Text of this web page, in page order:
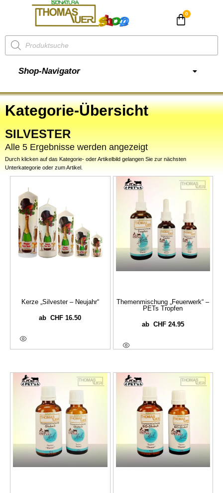
Shop-Navigator
Kategorie-Übersicht
SILVESTER
Alle 5 Ergebnisse werden angezeigt
Durch klicken auf das Kategorie- oder Artikelbild gelangen Sie zur nächsten
Unterkategorie oder zum Artikel.
Kerze „Silvester – Neujahr“
abCHF 16.50
Themenmischung „Feuerwerk“ –
PETs Tropfen
ab CHF24.95